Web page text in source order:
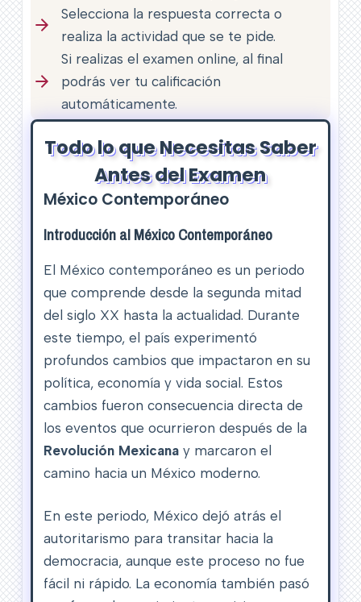
Selecciona la respuesta correcta o
realiza la actividad que se te pide.
Si realizas el examen online, al final
podrás ver tu calificación
automáticamente.
Todo lo que Necesitas Saber
Antes del Examen
México Contemporáneo
Introducción al México Contemporáneo
El México contemporáneo es un periodo
que comprende desde la segunda mitad
del siglo XX hasta la actualidad. Durante
este tiempo, el país experimentó
profundos cambios que impactaron en su
política, economía y vida social. Estos
cambios fueron consecuencia directa de
los eventos que ocurrieron después de la
Revolución Mexicana y marcaron el
camino hacia un México moderno.
En este periodo, México dejó atrás el
autoritarismo para transitar hacia la
democracia, aunque este proceso no fue
fácil ni rápido. La economía también pasó